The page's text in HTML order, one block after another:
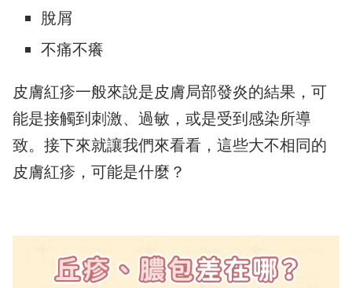
脫屑
不痛不癢
皮膚紅疹一般來說是皮膚局部發炎的結果，可
能是接觸到刺激、過敏，或是受到感染所導
致。接下來就讓我們來看看，這些大不相同的
皮膚紅疹，可能是什麼？